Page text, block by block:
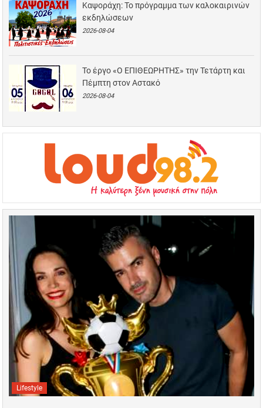
Καψοράχη: Το πρόγραμμα των καλοκαιρινών
εκδηλώσεων
2026-08-04
Το έργο «Ο ΕΠΙΘΕΩΡΗΤΗΣ» την Τετάρτη και
Πέμπτη στον Αστακό
2026-08-04
Lifestyle